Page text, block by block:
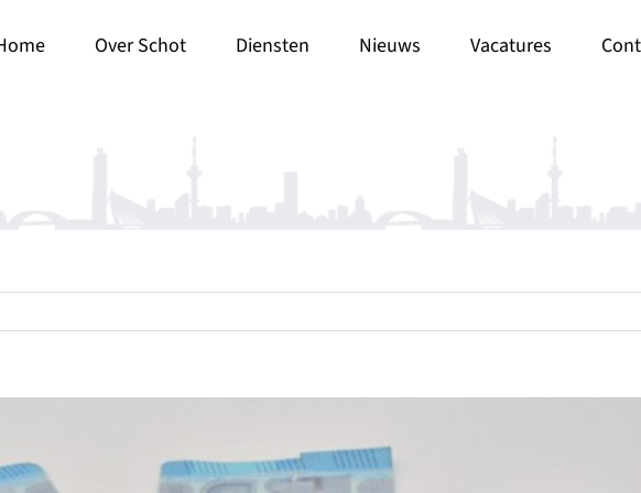
Over Schot Diensten Nieuws Vacatures